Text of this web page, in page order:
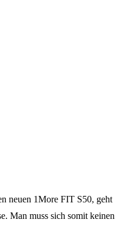
neuen 1More FIT S50, geht
Man muss sich somit keinen